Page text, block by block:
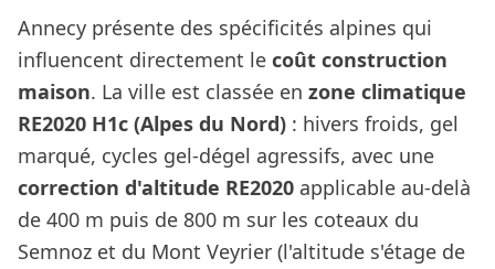
Annecy présente des spécificités alpines qui
influencent directement le coût construction
maison. La ville est classée en zone climatique
RE2020 H1c (Alpes du Nord) : hivers froids, gel
marqué, cycles gel-dégel agressifs, avec une
correction d'altitude RE2020 applicable au-delà
de 400 m puis de 800 m sur les coteaux du
Semnoz et du Mont Veyrier (l'altitude s'étage de